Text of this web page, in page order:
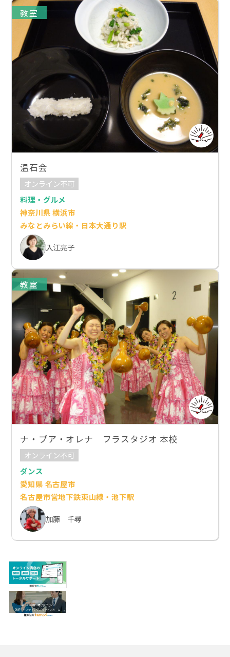
教室
温石会
オンライン不可
料理・グルメ
神奈川県 横浜市
みなとみらい線・日本大通り駅
入江亮子
教室
ナ・プア・オレナ フラスタジオ 本校
オンライン不可
ダンス
愛知県 名古屋市
名古屋市営地下鉄東山線・池下駅
加藤 千尋